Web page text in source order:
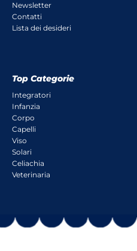
Newsletter
Contatti
Lista dei desideri
Top Categorie
Integratori
Infanzia
Corpo
Capelli
Viso
Solari
Celiachia
Veterinaria